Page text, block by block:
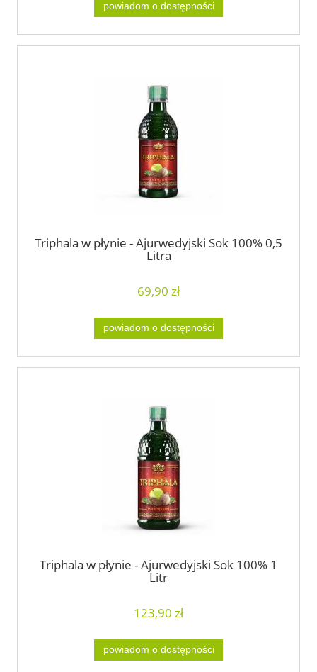
powiadom o dostępności
Triphala w płynie - Ajurwedyjski Sok 100% 0,5
Litra
69,90 zł
powiadom o dostępności
Triphala w płynie - Ajurwedyjski Sok 100% 1
Litr
123,90 zł
powiadom o dostępności